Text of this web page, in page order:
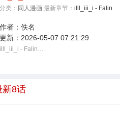
分类： 同人漫画 最新章节： illl_iii_i - Falin
作者： 佚名
更新： 2026-05-07 07:21:29
illl_iii_i - Falin…
新8话